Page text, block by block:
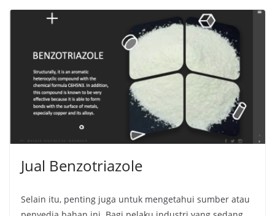
Jual Benzotriazole
Selain itu, penting juga untuk mengetahui sumber atau